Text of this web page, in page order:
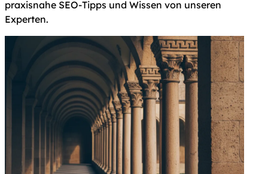
praxisnahe SEO-Tipps und Wissen von unseren
Experten.